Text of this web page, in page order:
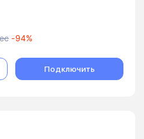
-94%
Подключить